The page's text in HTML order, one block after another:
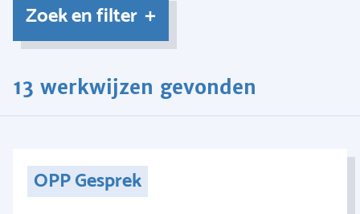
Zoek en filter
13 werkwijzen gevonden
OPP Gesprek